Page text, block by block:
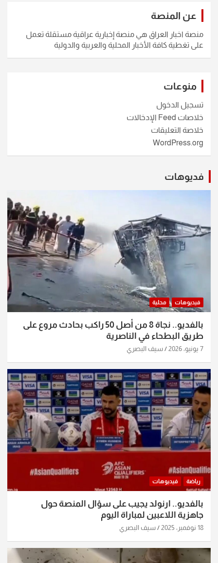
عن المنصة
منصة اخبار العراق هي منصة إخبارية عراقية مستقلة تعمل
على تغطية كافة الأخبار المحلية والعربية والدولية
منوعات
تسجيل الدخول
خلاصات Feed الإدخالات
خلاصة التعليقات
WordPress.org
فديوهات
فيديوهات محلية
بالفديو.. نجاة 8 من أصل 50 راكب بحادث مروع على
طريق البطحاء في الناصرية
7 يونيو، 2026 سيف البصري
رياضة فيديوهات
بالفديو.. ارنولد يجيب على سؤال المنصة حول
جاهزية اللاعبين لمباراة اليوم
18 نوفمبر، 2025 سيف البصري